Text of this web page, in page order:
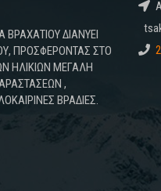
ΔΙΑΝΥΕΙ
ΠΡΟΣΦΕΡΟΝΤΑΣ ΣΤΟ
ΗΛΙΚΙΩΝ ΜΕΓΑΛΗ
,
ΒΡΑΔΙΕΣ.